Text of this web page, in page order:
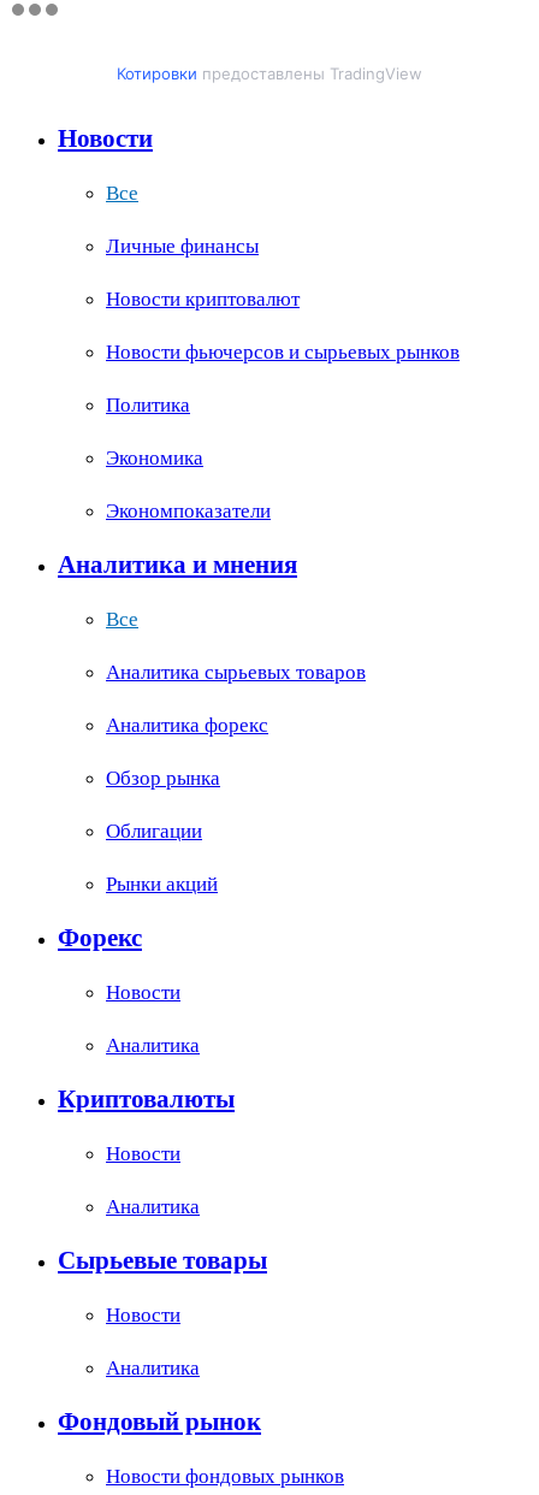
Котировки предоставлены TradingView
Новости
Все
Личные финансы
Новости криптовалют
Новости фьючерсов и сырьевых рынков
Политика
Экономика
Экономпоказатели
Аналитика и мнения
Все
Аналитика сырьевых товаров
Аналитика форекс
Обзор рынка
Облигации
Рынки акций
Форекс
Новости
Аналитика
Криптовалюты
Новости
Аналитика
Сырьевые товары
Новости
Аналитика
Фондовый рынок
Новости фондовых рынков